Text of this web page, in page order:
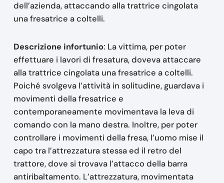
dell’azienda, attaccando alla trattrice cingolata
una fresatrice a coltelli.
Descrizione infortunio: La vittima, per poter
effettuare i lavori di fresatura, doveva attaccare
alla trattrice cingolata una fresatrice a coltelli.
Poiché svolgeva l’attività in solitudine, guardava i
movimenti della fresatrice e
contemporaneamente movimentava la leva di
comando con la mano destra. Inoltre, per poter
controllare i movimenti della fresa, l’uomo mise il
capo tra l’attrezzatura stessa ed il retro del
trattore, dove si trovava l’attacco della barra
antiribaltamento. L’attrezzatura, movimentata